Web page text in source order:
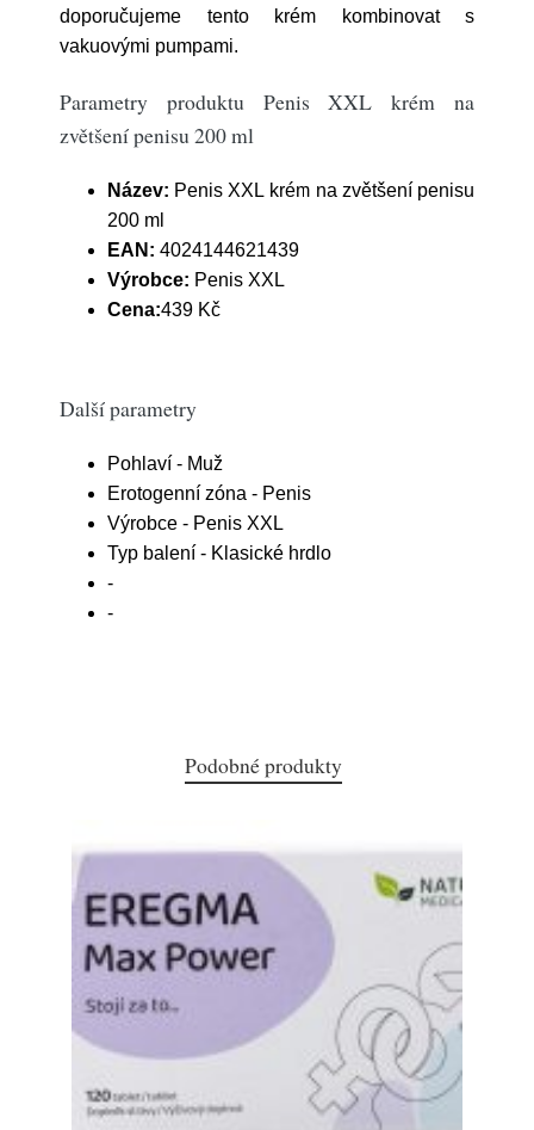
doporučujeme tento krém kombinovat s
vakuovými pumpami.
Parametry produktu Penis XXL krém na
zvětšení penisu 200 ml
Název: Penis XXL krém na zvětšení penisu
200 ml
EAN: 4024144621439
Výrobce: Penis XXL
Cena:439 Kč
Další parametry
Pohlaví - Muž
Erotogenní zóna - Penis
Výrobce - Penis XXL
Typ balení - Klasické hrdlo
-
-
Podobné produkty